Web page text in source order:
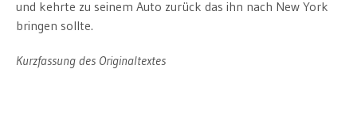
und kehrte zu seinem Auto zurück das ihn nach New York
bringen sollte.
Kurzfassung des Originaltextes